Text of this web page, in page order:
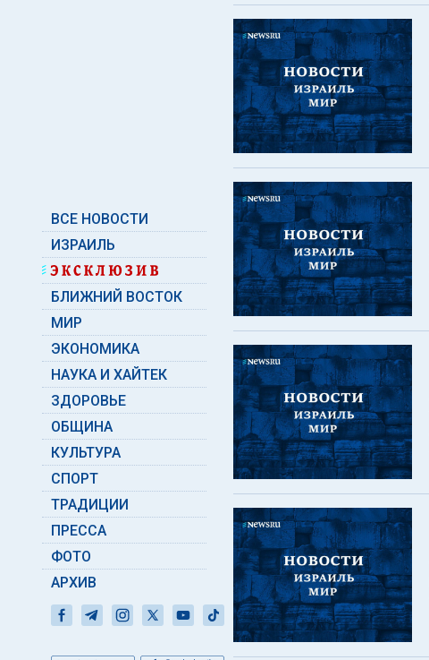
ВСЕ НОВОСТИ
ИЗРАИЛЬ
БЛИЖНИЙ ВОСТОК
МИР
ЭКОНОМИКА
НАУКА И ХАЙТЕК
ЗДОРОВЬЕ
ОБЩИНА
КУЛЬТУРА
СПОРТ
ТРАДИЦИИ
ПРЕССА
ФОТО
АРХИВ